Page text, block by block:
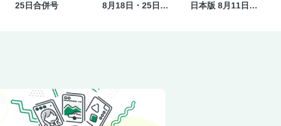
25日合併号
8月18日・25日合
日本版 8月11日・1